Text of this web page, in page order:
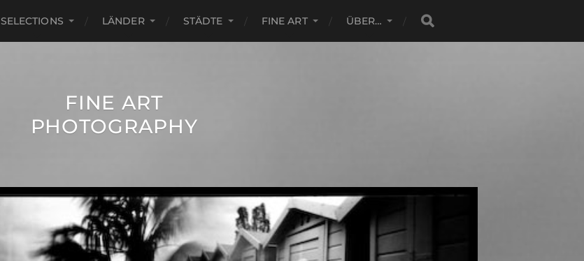
SELECTIONS LÄNDER STÄDTE FINE ART ÜBER…
FINE ART
PHOTOGRAPHY